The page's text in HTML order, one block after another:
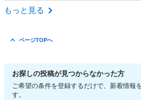
長崎 佐世保市
もっと見る
ページTOPへ
お探しの投稿が見つからなかった方
ご希望の条件を登録するだけで、新着情報
す。